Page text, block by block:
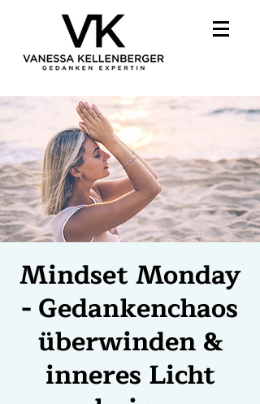
Mindset Monday
- Gedankenchaos
überwinden &
inneres Licht